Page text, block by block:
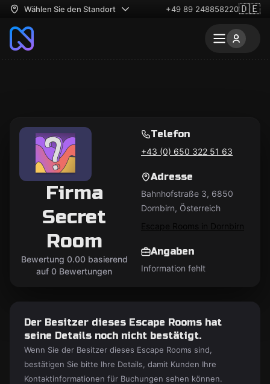
Wählen Sie den Standort +49 89 248858220🇩🇪
Firma
Secret
Room
Bewertung 0.00 basierend
auf 0 Bewertungen
Telefon
+43 (0) 650 322 51 63
Adresse
Bahnhofstraße 3, 6850
Dornbirn, Österreich
Escape Rooms in Dornbirn
Angaben
Information fehlt
Der Besitzer dieses Escape Rooms hat
seine Details noch nicht bestätigt.
Wenn Sie der Besitzer dieses Escape Rooms sind,
bestätigen Sie bitte Ihre Details, damit Kunden Ihre
Kontaktinformationen für Buchungen sehen können.